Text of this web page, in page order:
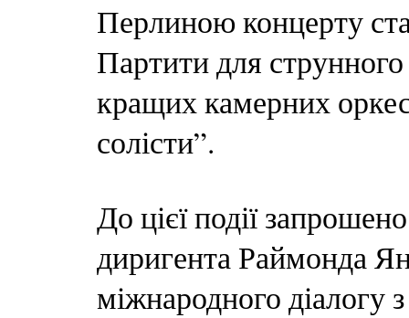
Перлиною концерту
Партити для
кращих камерних
солісти”.
До цієї події
диригента Раймонда
міжнародного діалогу